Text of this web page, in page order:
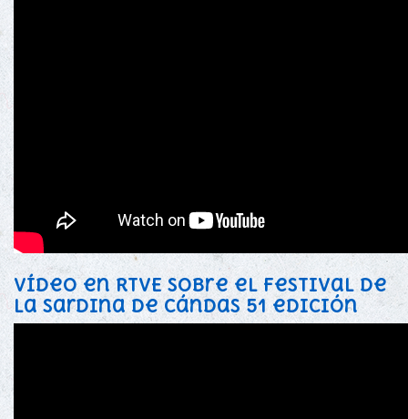
Vídeo en RTVE sobre el festival de
la sardina de Cándas 51 edición